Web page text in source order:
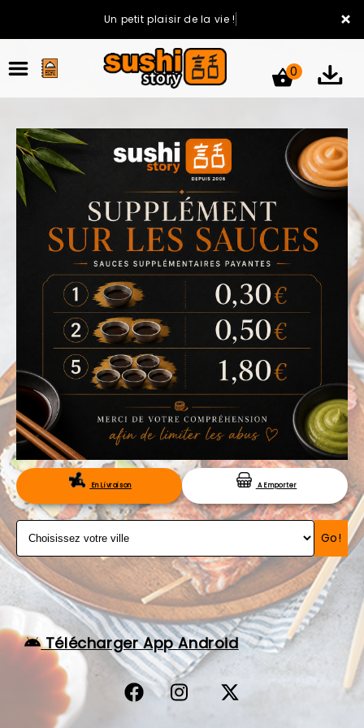
×
Un petit plaisir de la vie !
ACCUEIL
LA CARTE
VOTRE COMPTE
NOTRE RESTAURANT
VOS AVIS
MENTIONS LÉGALES
C.G.V
RÉSERVATION
0
En Livraison A Emporter
Go!
Télécharger App Android